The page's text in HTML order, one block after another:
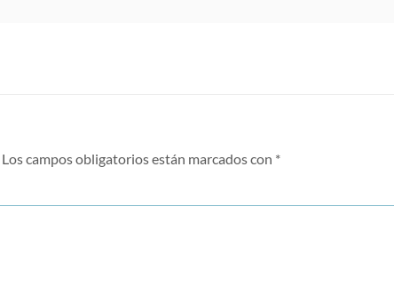
Los campos obligatorios están marcados con *